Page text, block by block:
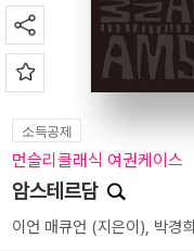
소득공제
먼슬리클래식 여권케이스
암스테르담
이언 매큐언 (지은이), 박경희